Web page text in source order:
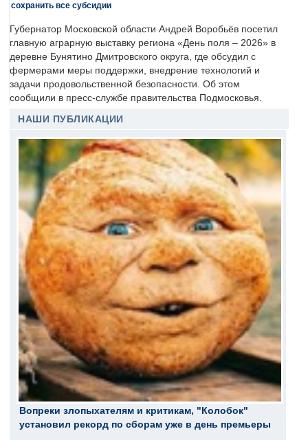
сохранить все субсидии
Губернатор Московской области Андрей Воробьёв посетил
главную аграрную выставку региона «День поля – 2026» в
деревне Бунятино Дмитровского округа, где обсудил с
фермерами меры поддержки, внедрение технологий и
задачи продовольственной безопасности. Об этом
сообщили в пресс-службе правительства Подмосковья.
НАШИ ПУБЛИКАЦИИ
Вопреки злопыхателям и критикам, "Колобок"
установил рекорд по сборам уже в день премьеры